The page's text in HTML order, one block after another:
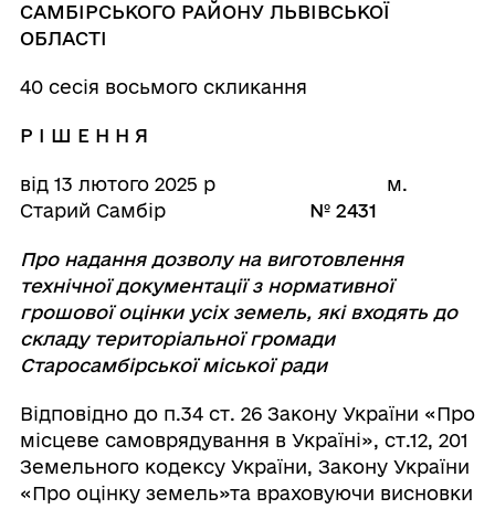
САМБІРСЬКОГО РАЙОНУ ЛЬВІВСЬКОЇ
ОБЛАСТІ
40 сесія восьмого скликання
Р І Ш Е Н Н Я
від 13 лютого 2025 р м.
Старий Самбір № 2431
Про надання дозволу на виготовлення
технічної документації з нормативної
грошової оцінки усіх земель, які входять до
складу територіальної громади
Старосамбірської міської ради
Відповідно до п.34 ст. 26 Закону України «Про
місцеве самоврядування в Україні», ст.12, 201
Земельного кодексу України, Закону України
«Про оцінку земель»та враховуючи висновки